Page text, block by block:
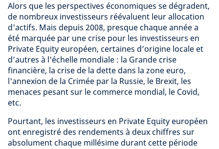
Alors que les perspectives économiques se dégradent,
de nombreux investisseurs réévaluent leur allocation
d'actifs. Mais depuis 2008, presque chaque année a
été marquée par une crise pour les investisseurs en
Private Equity européen, certaines d’origine locale et
d’autres à l'échelle mondiale : la Grande crise
financière, la crise de la dette dans la zone euro,
l'annexion de la Crimée par la Russie, le Brexit, les
menaces pesant sur le commerce mondial, le Covid,
etc.
Pourtant, les investisseurs en Private Equity européen
ont enregistré des rendements à deux chiffres sur
absolument chaque millésime durant cette période